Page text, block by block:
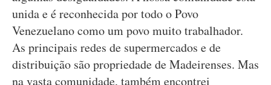
unida e é reconhecida por todo o Povo
Venezuelano como um povo muito trabalhador.
As principais redes de supermercados e de
distribuição são propriedade de Madeirenses. Mas
na vasta comunidade, também encontrei